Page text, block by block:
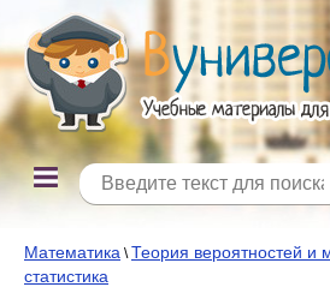
Математика \Теория вероятностей и
статистика